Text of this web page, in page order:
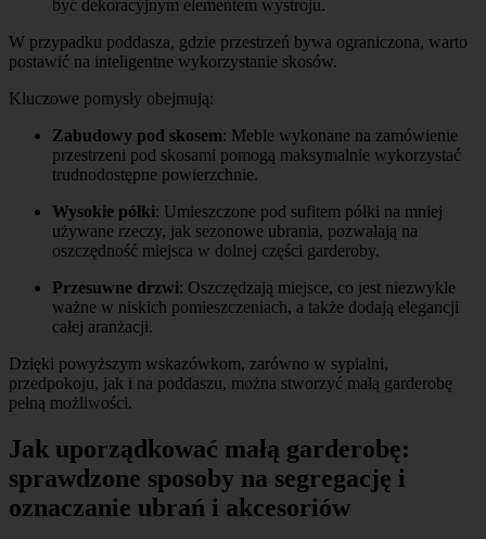
być dekoracyjnym elementem wystroju.
W przypadku poddasza, gdzie przestrzeń bywa ograniczona, warto
postawić na inteligentne wykorzystanie skosów.
Kluczowe pomysły obejmują:
Zabudowy pod skosem: Meble wykonane na zamówienie
przestrzeni pod skosami pomogą maksymalnie wykorzystać
trudnodostępne powierzchnie.
Wysokie półki: Umieszczone pod sufitem półki na mniej
używane rzeczy, jak sezonowe ubrania, pozwalają na
oszczędność miejsca w dolnej części garderoby.
Przesuwne drzwi: Oszczędzają miejsce, co jest niezwykle
ważne w niskich pomieszczeniach, a także dodają elegancji
całej aranżacji.
Dzięki powyższym wskazówkom, zarówno w sypialni,
przedpokoju, jak i na poddaszu, można stworzyć małą garderobę
pełną możliwości.
Jak uporządkować małą garderobę:
sprawdzone sposoby na segregację i
oznaczanie ubrań i akcesoriów